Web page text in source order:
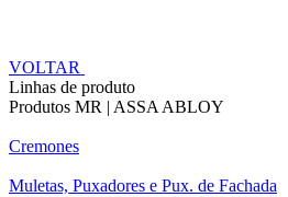
VOLTAR
Linhas de produto
Produtos MR | ASSA ABLOY
Cremones
Muletas, Puxadores e Pux. de Fachada